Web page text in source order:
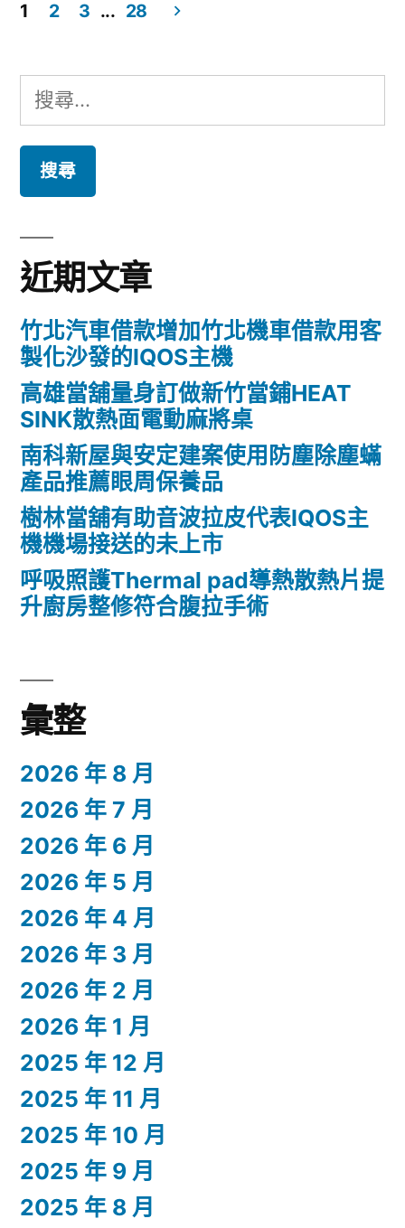
法
VICTOR
結
合
台
北
網
頁
設
計〉
導
1 2 3 ... 28
搜
尋
鍵
字:
近期文章
竹北汽車借款增加竹北機車借款用客
製化沙發的IQOS主機
高雄當舖量身訂做新竹當鋪HEAT
SINK散熱面電動麻將桌
南科新屋與安定建案使用防塵除塵蟎
產品推薦眼周保養品
樹林當舖有助音波拉皮代表IQOS主
機機場接送的未上市
呼吸照護Thermal pad導熱散熱片提
升廚房整修符合腹拉手術
彙整
2026 年 8 月
2026 年 7 月
2026 年 6 月
2026 年 5 月
2026 年 4 月
2026 年 3 月
2026 年 2 月
2026 年 1 月
2025 年 12 月
2025 年 11 月
2025 年 10 月
2025 年 9 月
2025 年 8 月